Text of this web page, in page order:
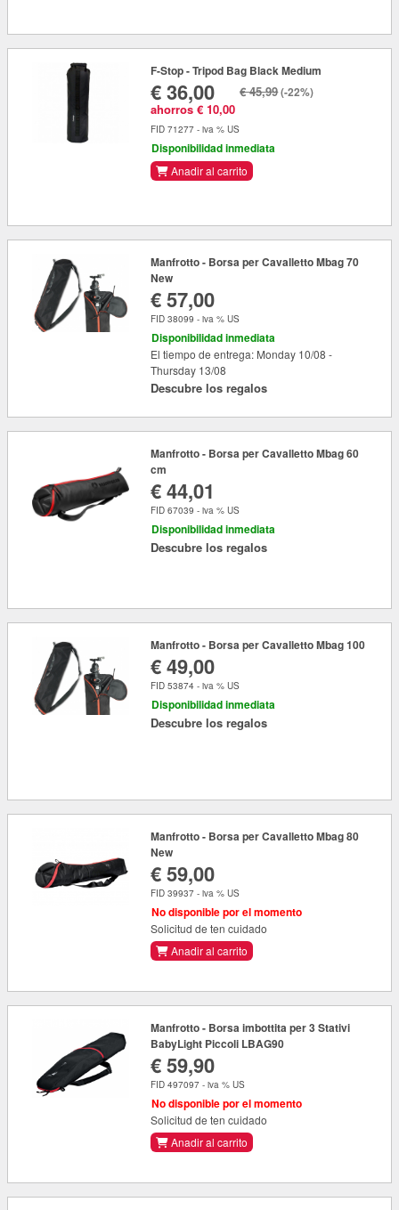
F-Stop - Tripod Bag Black Medium
€ 36,00
ahorros € 10,00
€ 45,99(-22%)
FID 71277 - iva % US
Disponibilidad inmediata
Anadir al carrito
Manfrotto - Borsa per Cavalletto Mbag 70
New
€ 57,00
FID 38099 - iva % US
Disponibilidad inmediata
El tiempo de entrega: Monday 10/08 -
Thursday 13/08
Descubre los regalos
Manfrotto - Borsa per Cavalletto Mbag 60
cm
€ 44,01
FID 67039 - iva % US
Disponibilidad inmediata
Descubre los regalos
Manfrotto - Borsa per Cavalletto Mbag 100
€ 49,00
FID 53874 - iva % US
Disponibilidad inmediata
Descubre los regalos
Manfrotto - Borsa per Cavalletto Mbag 80
New
€ 59,00
FID 39937 - iva % US
No disponible por el momento
Solicitud de ten cuidado
Anadir al carrito
Manfrotto - Borsa imbottita per 3 Stativi
BabyLight Piccoli LBAG90
€ 59,90
FID 497097 - iva % US
No disponible por el momento
Solicitud de ten cuidado
Anadir al carrito